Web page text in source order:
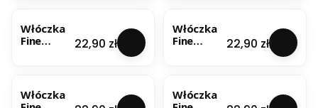
y (3412)
50g
Niebo
(3432) 50
g
Włóczka
Fine
(3908)
50g
Cena
22,90 zł
Włóczka
Fine
z (3928)
50g
Cena
22,90 zł
Włóczka
Włóczka